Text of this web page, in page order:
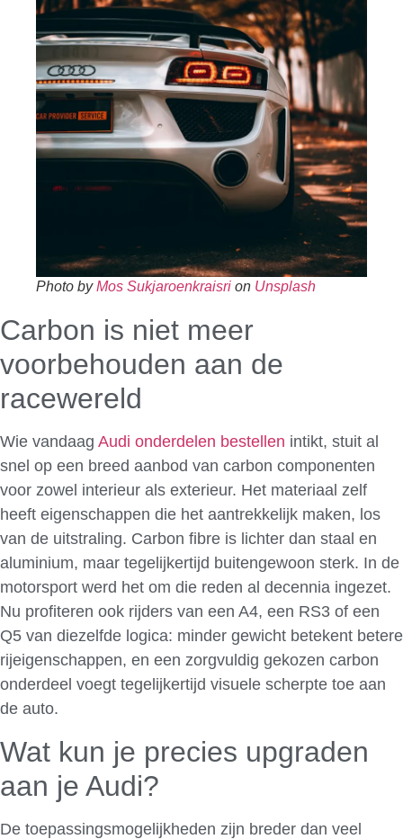
Photo byMos Sukjaroenkraisri on Unsplash
Carbon is niet meer
voorbehouden aan de
racewereld
Wie vandaag Audi onderdelen bestellen intikt, stuit al
snel op een breed aanbod van carbon componenten
voor zowel interieur als exterieur. Het materiaal zelf
heeft eigenschappen die het aantrekkelijk maken, los
van de uitstraling. Carbon fibre is lichter dan staal en
aluminium, maar tegelijkertijd buitengewoon sterk. In de
motorsport werd het om die reden al decennia ingezet.
Nu profiteren ook rijders van een A4, een RS3 of een
Q5 van diezelfde logica: minder gewicht betekent betere
rijeigenschappen, en een zorgvuldig gekozen carbon
onderdeel voegt tegelijkertijd visuele scherpte toe aan
de auto.
Wat kun je precies upgraden
aan je Audi?
De toepassingsmogelijkheden zijn breder dan veel